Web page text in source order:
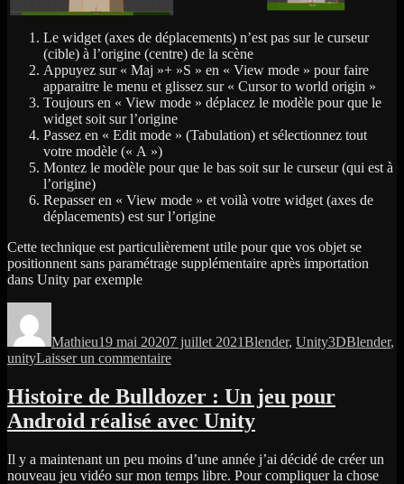
Le widget (axes de déplacements) n’est pas sur le curseur
(cible) à l’origine (centre) de la scène
Appuyez sur « Maj »+ »S » en « View mode » pour faire
apparaitre le menu et glissez sur « Cursor to world origin »
Toujours en « View mode » déplacez le modèle pour que le
widget soit sur l’origine
Passez en « Edit mode » (Tabulation) et sélectionnez tout
votre modèle (« A »)
Montez le modèle pour que le bas soit sur le curseur (qui est à
l’origine)
Repasser en « View mode » et voilà votre widget (axes de
déplacements) est sur l’origine
Cette technique est particulièrement utile pour que vos objet se
positionnent sans paramétrage supplémentaire après importation
dans Unity par exemple
Mathieu19 mai 20207 juillet 2021Blender, Unity3DBlender,
unityLaisser un commentairesur
Modifier
le
d’un
objet
Histoire de Bulldozer : Un jeu pour
Android réalisé avec Unity
Il y a maintenant un peu moins d’une année j’ai décidé de créer un
nouveau jeu vidéo sur mon temps libre. Pour compliquer la chose